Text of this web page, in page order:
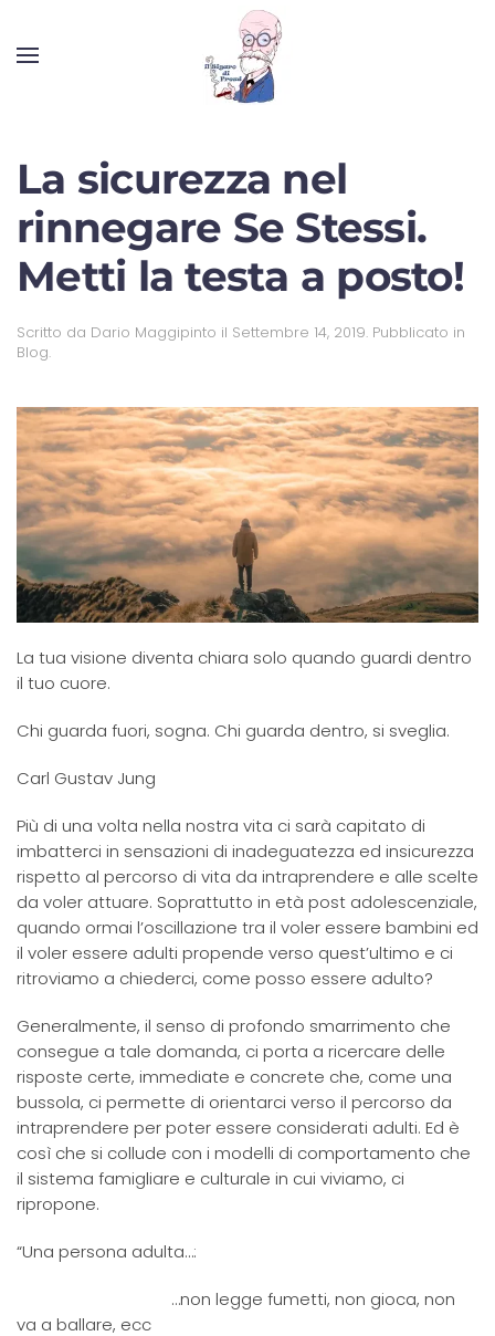
La sicurezza nel
rinnegare Se Stessi.
Metti la testa a posto!
Scritto da Dario Maggipinto il Settembre 14, 2019. Pubblicato in
Blog.
La tua visione diventa chiara solo quando guardi dentro
il tuo cuore.
Chi guarda fuori, sogna. Chi guarda dentro, si sveglia.
Carl Gustav Jung
Più di una volta nella nostra vita ci sarà capitato di
imbatterci in sensazioni di inadeguatezza ed insicurezza
rispetto al percorso di vita da intraprendere e alle scelte
da voler attuare. Soprattutto in età post adolescenziale,
quando ormai l’oscillazione tra il voler essere bambini ed
il voler essere adulti propende verso quest’ultimo e ci
ritroviamo a chiederci, come posso essere adulto?
Generalmente, il senso di profondo smarrimento che
consegue a tale domanda, ci porta a ricercare delle
risposte certe, immediate e concrete che, come una
bussola, ci permette di orientarci verso il percorso da
intraprendere per poter essere considerati adulti. Ed è
così che si collude con i modelli di comportamento che
il sistema famigliare e culturale in cui viviamo, ci
ripropone.
“Una persona adulta…:
…non legge fumetti, non gioca, non
va a ballare, ecc